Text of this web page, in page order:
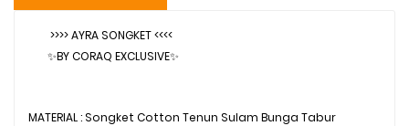
>>>> AYRA SONGKET <<<<
✨BY CORAQ EXCLUSIVE✨
MATERIAL : Songket Cotton Tenun Sulam Bunga Tabur